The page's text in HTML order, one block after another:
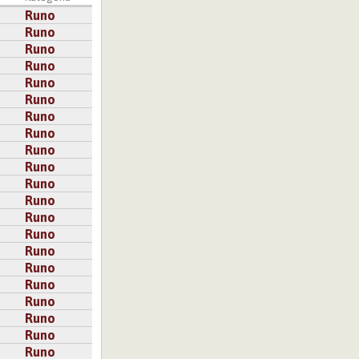
Runo
Runo
Runo
Runo
Runo
Runo
Runo
Runo
Runo
Runo
Runo
Runo
Runo
Runo
Runo
Runo
Runo
Runo
Runo
Runo
Runo